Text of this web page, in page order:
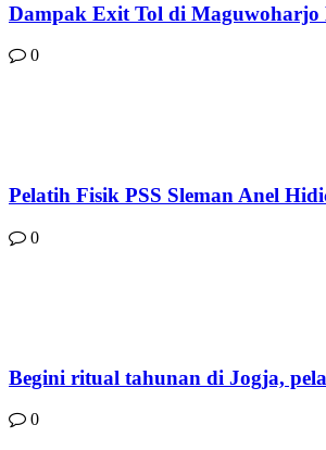
Dampak Exit Tol di Maguwoharjo
0
Pelatih Fisik PSS Sleman Anel
0
Begini ritual tahunan di Jogja,
0